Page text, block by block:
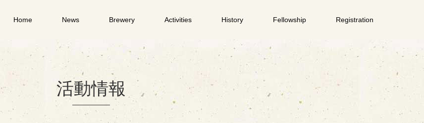
Home News Brewery Activities History Fellowship Registration
活動情報